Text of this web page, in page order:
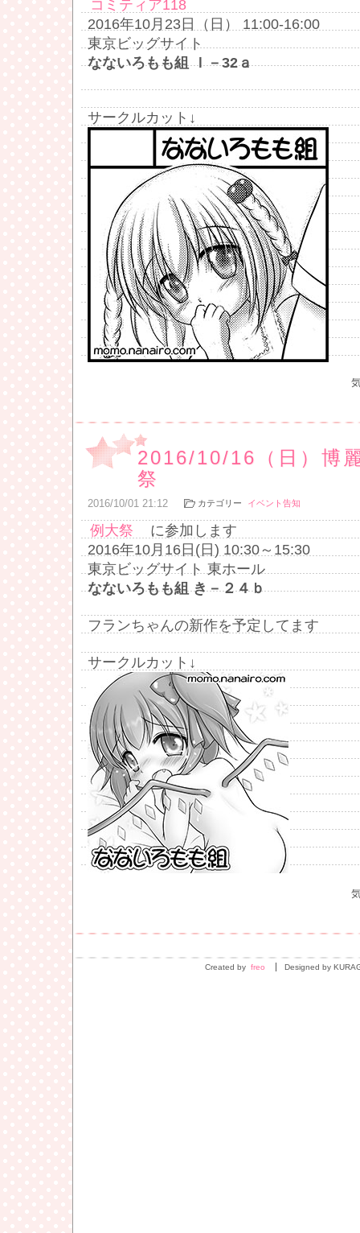
コミティア118
2016年10月23日（日） 11:00-16:00
東京ビッグサイト
なないろもも組 Ｉ－32ａ
サークルカット↓
2016/10/16（日）博
祭
2016/10/01 21:12 カテゴリー イベント告知
例大祭
に参加します
2016年10月16日(日) 10:30～15:30
東京ビッグサイト 東ホール
なないろもも組 き－２４ｂ
フランちゃんの新作を予定してます
サークルカット↓
Created by freo Designed by